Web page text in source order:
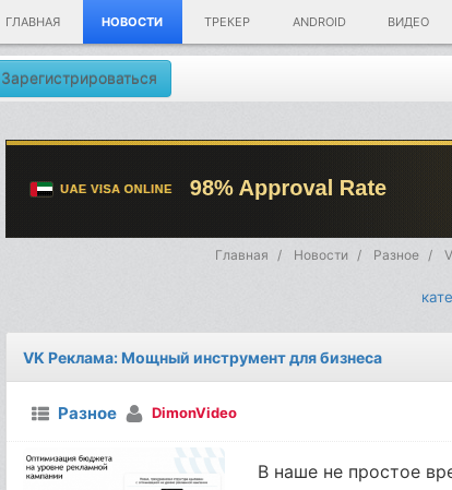
ГЛАВНАЯ НОВОСТИ ТРЕКЕР ANDROID ВИДЕО
Зарегистрироваться
Главная Новости Разное
VK Реклама: Мощный инструмент для бизнеса
Разное DimonVideo
В наше не простое